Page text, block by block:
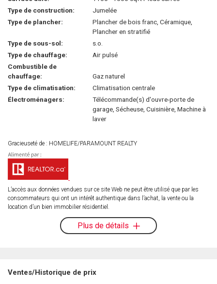
Type de construction:
Jumelée
Type de plancher:
Plancher de bois franc, Céramique,
Plancher en stratifié
Type de sous-sol:
s.o.
Type de chauffage:
Air pulsé
Combustible de
chauffage:
Gaz naturel
Type de climatisation:
Climatisation centrale
Électroménagers:
Télécommande(s) d'ouvre-porte de
garage, Sécheuse, Cuisinière, Machine à
laver
Gracieuseté de : HOMELIFE/PARAMOUNT REALTY
L’accès aux données vendues sur ce site Web ne peut être utilisé que par les
consommateurs qui ont un intérêt authentique dans l’achat, la vente ou la
location d’un bien immobilier résidentiel.
Plus de détails
Ventes/Historique de prix